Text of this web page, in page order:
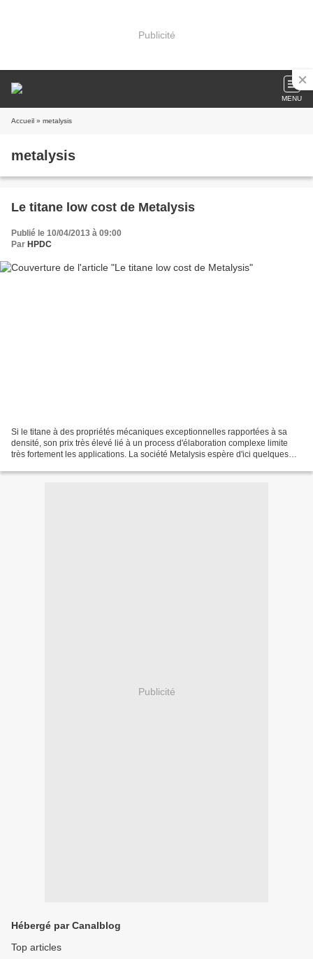
Publicité
MENU
Accueil » metalysis
metalysis
Le titane low cost de Metalysis
Publié le 10/04/2013 à 09:00
Par HPDC
Si le titane à des propriétés mécaniques exceptionnelles rapportées à sa
densité, son prix très élevé lié à un process d'élaboration complexe limite
très fortement les applications. La société Metalysis espère d'ici quelques
Publicité
Hébergé par Canalblog
Top articles